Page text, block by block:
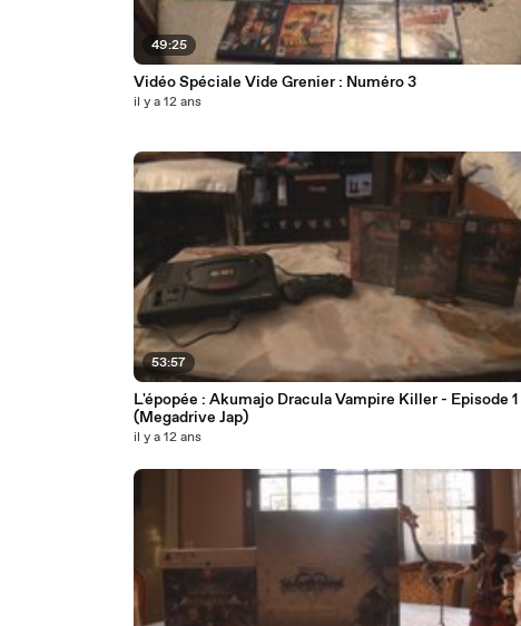
49:25
Vidéo Spéciale Vide Grenier : Numéro 3
il y a 12 ans
53:57
L'épopée : Akumajo Dracula Vampire Killer - Episode 1
(Megadrive Jap)
il y a 12 ans